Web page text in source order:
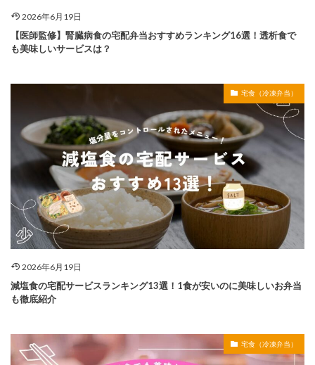
2026年6月19日
【医師監修】腎臓病食の宅配弁当おすすめランキング16選！透析食で
も美味しいサービスは？
宅食（冷凍弁当）
2026年6月19日
減塩食の宅配サービスランキング13選！1食が安いのに美味しいお弁当
も徹底紹介
宅食（冷凍弁当）